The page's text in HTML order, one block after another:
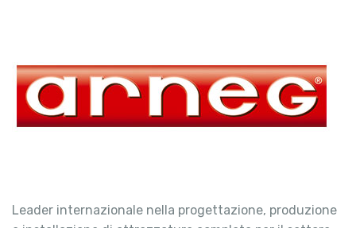
Leader internazionale nella progettazione, produzione